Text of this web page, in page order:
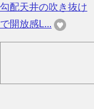
勾配天井の吹き抜け
で開放感L...